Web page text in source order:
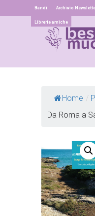
Bandi Archivio
Librerie amiche
Home /
Da Roma a